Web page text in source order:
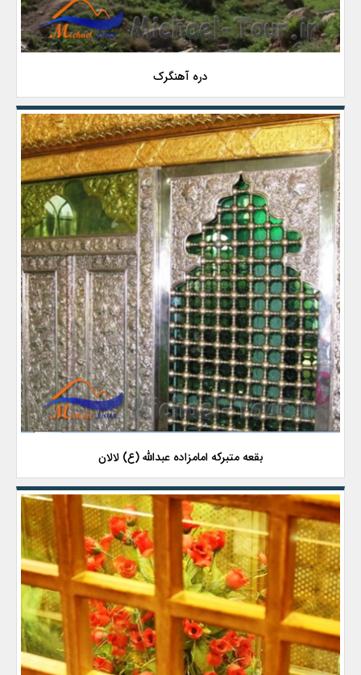
دره آهنگرک
بقعه متبرکه امامزاده عبدالله (ع) لالان